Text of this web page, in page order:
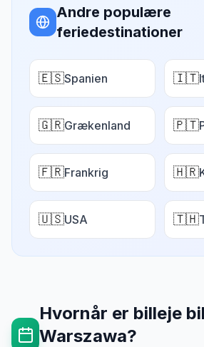
Andre populære
feriedestinationer
🇪🇸Spanien 🇮🇹
🇬🇷Grækenland 🇵🇹
🇫🇷Frankrig 🇭🇷
🇺🇸USA 🇹🇭
Hvornår er billeje
Warszawa?